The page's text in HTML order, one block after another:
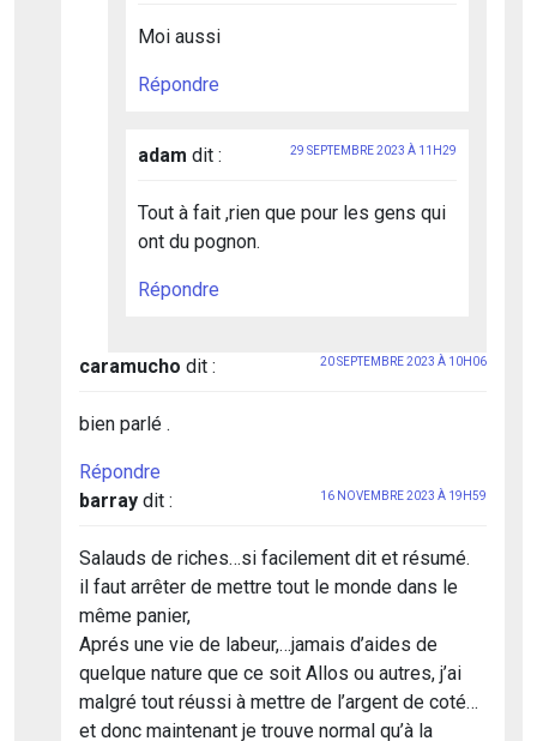
Moi aussi
Répondre
adam dit : 29 SEPTEMBRE 2023 À 11H29
Tout à fait ,rien que pour les gens qui
ont du pognon.
Répondre
caramucho dit : 20 SEPTEMBRE 2023 À 10H06
bien parlé .
Répondre
barray dit : 16 NOVEMBRE 2023 À 19H59
Salauds de riches…si facilement dit et résumé.
il faut arrêter de mettre tout le monde dans le
même panier,
Aprés une vie de labeur,…jamais d’aides de
quelque nature que ce soit Allos ou autres, j’ai
malgré tout réussi à mettre de l’argent de coté…
et donc maintenant je trouve normal qu’à la